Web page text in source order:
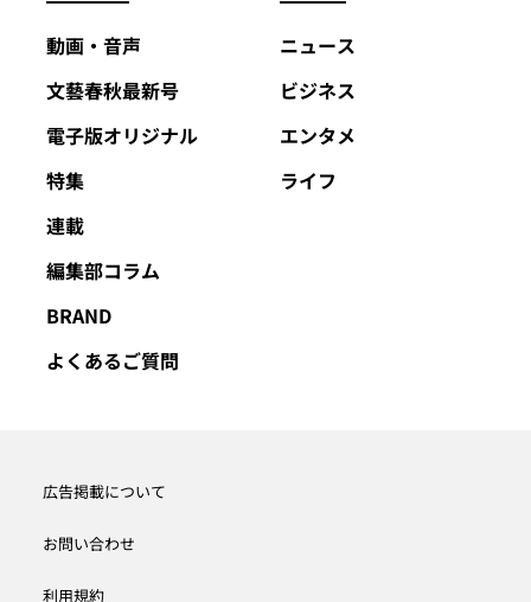
動画・音声
文藝春秋最新号
電子版オリジナル
特集
連載
編集部コラム
BRAND
よくあるご質問
ニュース
ビジネス
エンタメ
ライフ
広告掲載について
お問い合わせ
利用規約